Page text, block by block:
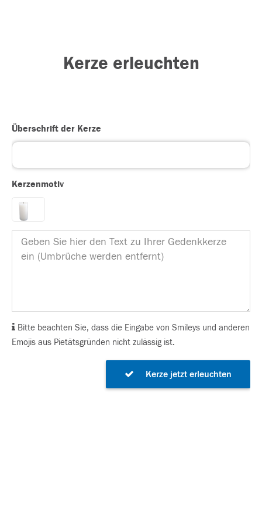
Kerze erleuchten
Überschrift der Kerze
Kerzenmotiv
Bitte beachten Sie, dass die Eingabe von Smileys und anderen
Emojis aus Pietätsgründen nicht zulässig ist.
Kerze jetzt erleuchten